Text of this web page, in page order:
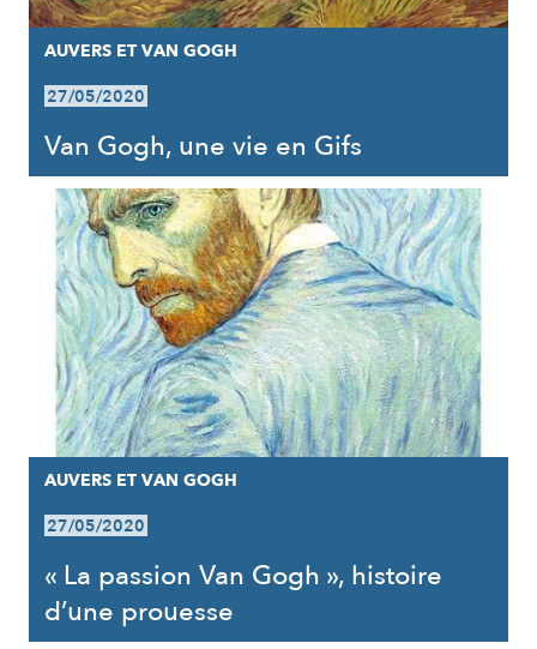
AUVERS ET VAN GOGH
27/05/2020
Van Gogh, une vie en Gifs
AUVERS ET VAN GOGH
27/05/2020
« La passion Van Gogh », histoire
d’une prouesse